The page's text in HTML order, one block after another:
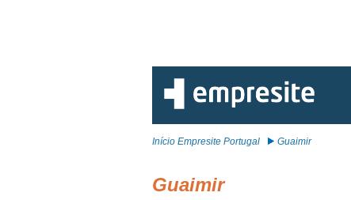
Início Empresite Portugal Guaimir
Guaimir